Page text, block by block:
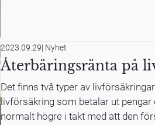
2023.09.29| Nyhet
Återbäringsränta på
Det finns två typer av
livförsäkring som betalar ut
normalt högre i takt med att den